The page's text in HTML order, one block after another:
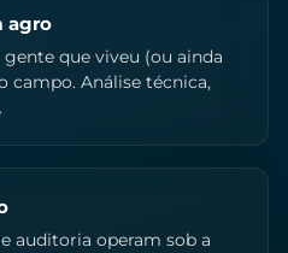
agro
que viveu (ou ainda
campo. Análise técnica,
auditoria operam sob a